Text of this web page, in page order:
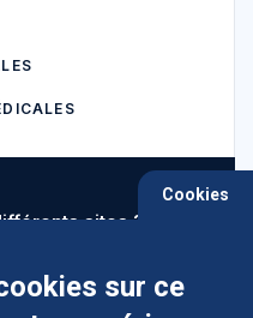
sites ?
Cookies
sur ce